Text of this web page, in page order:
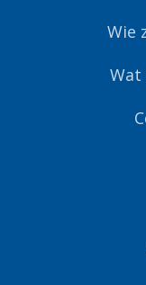
Wie
Wat